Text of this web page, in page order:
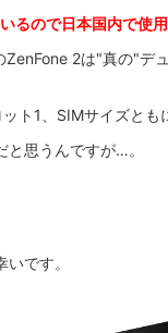
るので日本国内で使
ZenFone 2は"真の"デ
ト1、SIMサイズと
と思うんですが…。
です。